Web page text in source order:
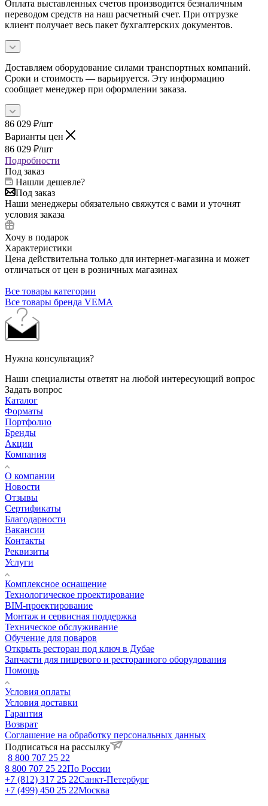
Оплата выставленных счетов производится безналичным
переводом средств на наш расчетный счет. При отгрузке
клиент получает весь пакет бухгалтерских документов.
Доставляем оборудование силами транспортных компаний.
Сроки и стоимость — варьируется. Эту информацию
сообщает менеджер при оформлении заказа.
86 029 ₽/шт
Варианты цен
86 029 ₽/шт
Подробности
Под заказ
Нашли дешевле?
Под заказ
Наши менеджеры обязательно свяжутся с вами и уточнят
условия заказа
Хочу в подарок
Характеристики
Цена действительна только для интернет-магазина и может
отличаться от цен в розничных магазинах
Все товары категории
Все товары бренда VEMA
Нужна консультация?
Наши специалисты ответят на любой интересующий вопрос
Задать вопрос
Каталог
Форматы
Портфолио
Бренды
Акции
Компания
О компании
Новости
Отзывы
Сертификаты
Благодарности
Вакансии
Контакты
Реквизиты
Услуги
Комплексное оснащение
Технологическое проектирование
BIM-проектирование
Монтаж и сервисная поддержка
Техническое обслуживание
Обучение для поваров
Открыть ресторан под ключ в Дубае
Запчасти для пищевого и ресторанного оборудования
Помощь
Условия оплаты
Условия доставки
Гарантия
Возврат
Соглашение на обработку персональных данных
Подписаться на рассылку
8 800 707 25 22
8 800 707 25 22По России
+7 (812) 317 25 22Санкт-Петербург
+7 (499) 450 25 22Москва